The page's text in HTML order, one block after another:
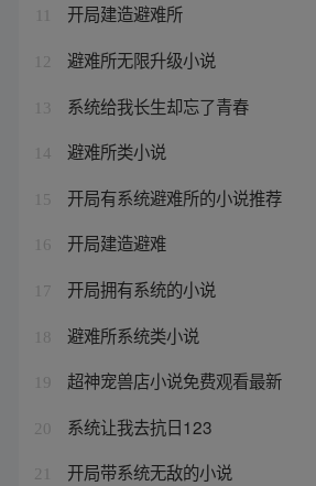
开局建造避难所
12 避难所无限升级小说
13 系统给我长生却忘了青春
14 避难所类小说
15 开局有系统避难所的小说推荐
16 开局建造避难
17 开局拥有系统的小说
18 避难所系统类小说
19 超神宠兽店小说免费观看最新
20 系统让我去抗日123
21 开局带系统无敌的小说